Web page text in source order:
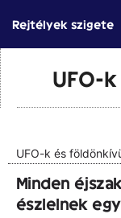
tartalomba
Rejtélyek szigete
UFO-
UFO-k és
Minden
észlelnek